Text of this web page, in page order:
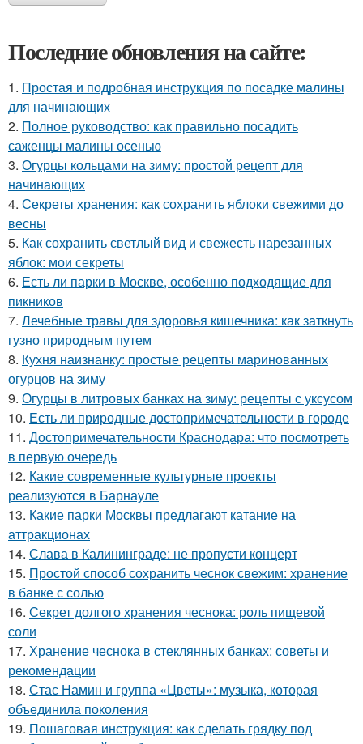
Последние обновления на сайте:
1. Простая и подробная инструкция по посадке малины
для начинающих
2. Полное руководство: как правильно посадить
саженцы малины осенью
3. Огурцы кольцами на зиму: простой рецепт для
начинающих
4. Секреты хранения: как сохранить яблоки свежими до
весны
5. Как сохранить светлый вид и свежесть нарезанных
яблок: мои секреты
6. Есть ли парки в Москве, особенно подходящие для
пикников
7. Лечебные травы для здоровья кишечника: как заткнуть
гузно природным путем
8. Кухня наизнанку: простые рецепты маринованных
огурцов на зиму
9. Огурцы в литровых банках на зиму: рецепты с уксусом
10. Есть ли природные достопримечательности в городе
11. Достопримечательности Краснодара: что посмотреть
в первую очередь
12. Какие современные культурные проекты
реализуются в Барнауле
13. Какие парки Москвы предлагают катание на
аттракционах
14. Слава в Калининграде: не пропусти концерт
15. Простой способ сохранить чеснок свежим: хранение
в банке с солью
16. Секрет долгого хранения чеснока: роль пищевой
соли
17. Хранение чеснока в стеклянных банках: советы и
рекомендации
18. Стас Намин и группа «Цветы»: музыка, которая
объединила поколения
19. Пошаговая инструкция: как сделать грядку под